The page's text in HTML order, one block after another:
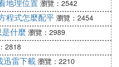
然環境（山川、氣候等）
地理位置 瀏覽：2542
程式怎麼配平 瀏覽：2454
什麼 瀏覽：2989
2818
迅雷下載 瀏覽：2210